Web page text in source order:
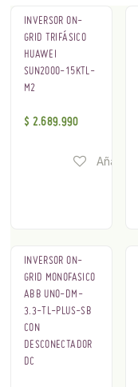
INVERSOR ON-
GRID TRIFÁSICO
HUAWEI
SUN2000-15KTL-
M2
$ 2.689.990
Añadir
INVERSOR ON-
GRID MONOFASICO
ABB UNO-DM-
3.3-TL-PLUS-SB
CON
DESCONECTADOR
DC